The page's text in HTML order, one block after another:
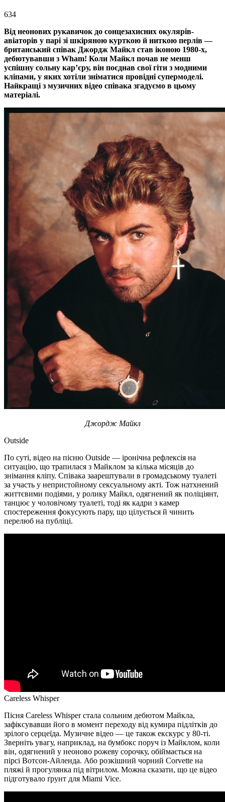
634
Від неонових рукавичок до сонцезахисних окулярів-
авіаторів у парі зі шкіряною курткою й ниткою перлів —
британський співак Джордж Майкл став іконою 1980-х,
дебютувавши з Wham! Коли Майкл почав не менш
успішну сольну кар’єру, він поєднав свої гіти з модними
кліпами, у яких хотіли зніматися провідні супермоделі.
Найкращі з музичних відео співака згадуємо в цьому
матеріалі.
Джордж Майкл
Outside
По суті, відео на пісню Outside — іронічна рефлексія на
ситуацію, що трапилася з Майклом за кілька місяців до
знімання кліпу. Співака заарештували в громадському туалеті
за участь у непристойному сексуальному акті. Тож натхнений
життєвими подіями, у ролику Майкл, одягнений як поліціянт,
танцює у чоловічому туалеті, тоді як кадри з камер
спостереження фокусують пару, що цілується й чинить
перелюб на публіці.
Careless Whisper
Пісня Careless Whisper стала сольним дебютом Майкла,
зафіксувавши його в момент переходу від кумира підлітків до
зрілого серцеїда. Музичне відео — це також екскурс у 80-ті.
Зверніть увагу, наприклад, на бумбокс поруч із Майклом, коли
він, одягнений у неоново рожеву сорочку, обіймається на
пірсі Вотсон-Айленда. Або розкішний чорний Corvette на
пляжі й прогулянка під вітрилом. Можна сказати, що це відео
підготувало ґрунт для Miami Vice.